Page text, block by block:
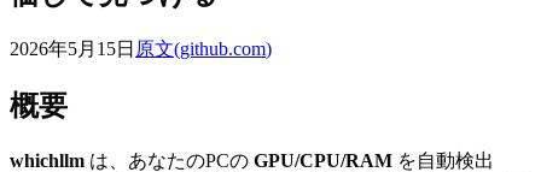
2026年5月15日 原文(github.com)
概要
whichllm は、あなたのPCの GPU/CPU/RAM を自動検出